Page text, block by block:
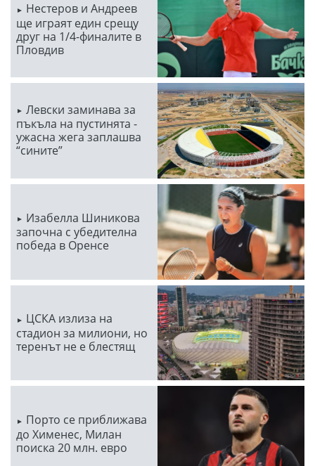
Нестеров и Андреев
ще играят един срещу
друг на 1/4-финалите в
Пловдив
Левски заминава за
пъкъла на пустинята -
ужасна жега заплашва
“сините”
Изабелла Шиникова
започна с убедителна
победа в Оренсе
ЦСКА излиза на
стадион за милиони, но
теренът не е блестящ
Порто се приближава
до Хименес, Милан
поиска 20 млн. евро